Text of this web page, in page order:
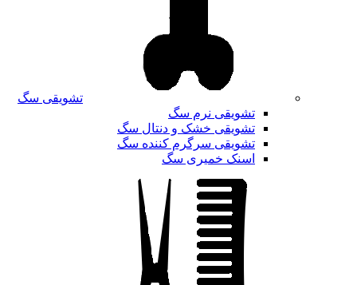
تشویقی سگ
تشویقی نرم سگ
تشویقی خشک و دنتال سگ
تشویقی سرگرم کننده سگ
اسنک خمیری سگ